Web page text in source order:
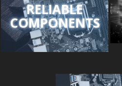
RELIABLE
COMPONENTS